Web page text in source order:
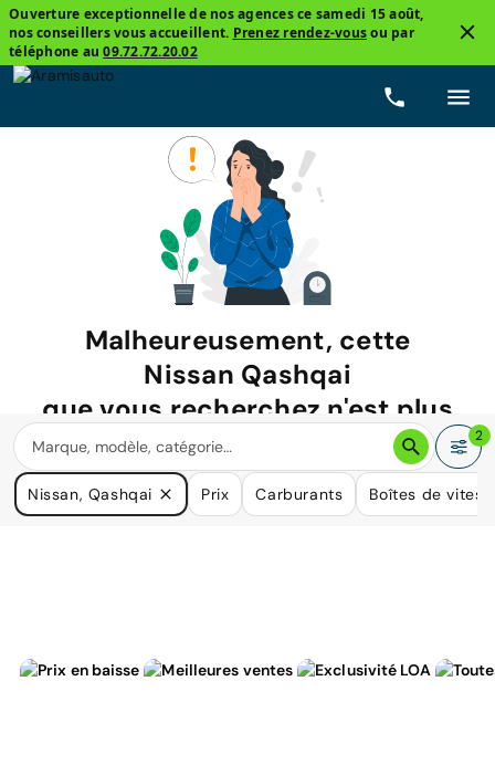
Ouverture exceptionnelle de nos agences ce samedi 15 août,
nos conseillers vous accueillent. Prenez rendez-vousou par
téléphone au09.72.72.20.02
Malheureusement, cette
Nissan Qashqai
que vous recherchez n'est plus
disponible.
Nous avons de nombreuses voitures qui pourraient répondre
à vos besoins.
2
Nissan, Qashqai Prix Carburants Boîtes de